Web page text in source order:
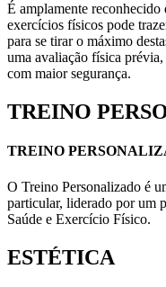
É amplamente
exercícios físicos pode
para se tirar o máximo
uma avaliação física
com maior segurança.
TREINO
TREINO
O Treino Personalizado é
particular, liderado por um
Saúde e Exercício Físico.
ESTÉTICA